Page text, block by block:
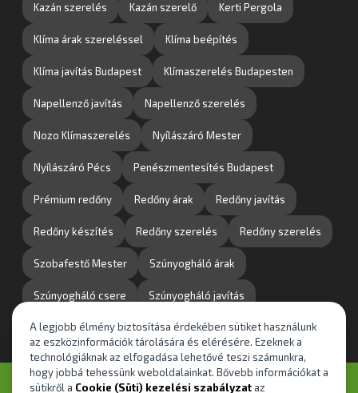
Kazán szerelés Kazán szerelő Kerti Pergola
Klíma árak szereléssel Klíma beépítés
Klíma javítás Budapest Klímaszerelés Budapesten
Napellenző javítás Napellenző szerelés
Nozo Klímaszerelés Nyílászáró Mester
Nyílászáró Pécs Penészmentesítés Budapest
Prémium redőny Redőny árak Redőny javítás
Redőny készítés Redőny szerelés Redőny szerelés
Szobafestő Mester Szúnyogháló árak
Szúnyogháló csere Szúnyogháló javítás
Szúnyogháló szerelés Tisztasági festés
© Minden jog fenntartva! Duguláselhárítás
A legjobb élmény biztosítása érdekében sütiket használunk
az eszközinformációk tárolására és elérésére. Ezeknek a
technológiáknak az elfogadása lehetővé teszi számunkra,
hogy jobbá tehessünk weboldalainkat. Bővebb információkat a
sütikről a Cookie (Süti) kezelési szabályzataz